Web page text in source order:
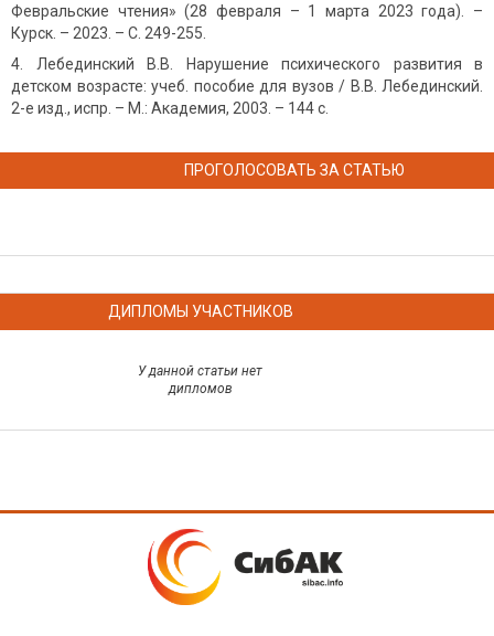
Февральские чтения» (28 февраля – 1 марта 2023 года). –
Курск. – 2023. – С. 249-255.
Лебединский В.В. Нарушение психического развития в
детском возрасте: учеб. пособие для вузов / В.В. Лебединский.
2-е изд., испр. – М.: Академия, 2003. – 144 с.
ПРОГОЛОСОВАТЬ ЗА СТАТЬЮ
ДИПЛОМЫ УЧАСТНИКОВ
У данной статьи нет
дипломов